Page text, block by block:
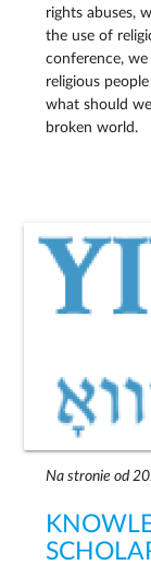
rights abuses,
the use of
conference,
religious
what should
broken world.
Na stronie od